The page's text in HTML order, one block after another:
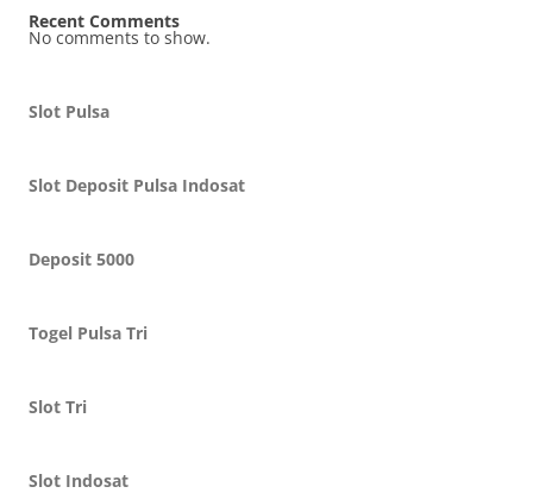
Recent Comments
No comments to show.
Slot Pulsa
Slot Deposit Pulsa Indosat
Deposit 5000
Togel Pulsa Tri
Slot Tri
Slot Indosat